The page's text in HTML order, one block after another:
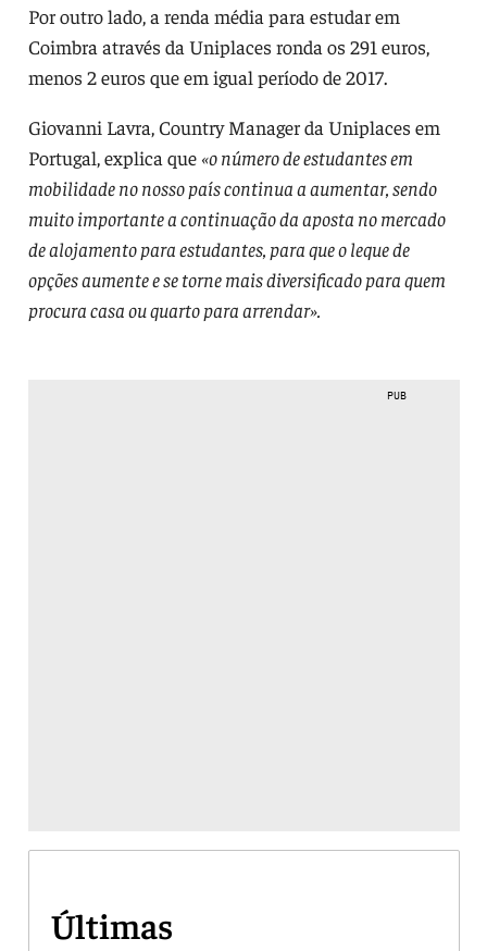
Por outro lado, a renda média para estudar em
Coimbra através da Uniplaces ronda os 291 euros,
menos 2 euros que em igual período de 2017.
Giovanni Lavra, Country Manager da Uniplaces em
Portugal, explica que «o número de estudantes em
mobilidade no nosso país continua a aumentar, sendo
muito importante a continuação da aposta no mercado
de alojamento para estudantes, para que o leque de
opções aumente e se torne mais diversificado para quem
procura casa ou quarto para arrendar».
PUB
Últimas